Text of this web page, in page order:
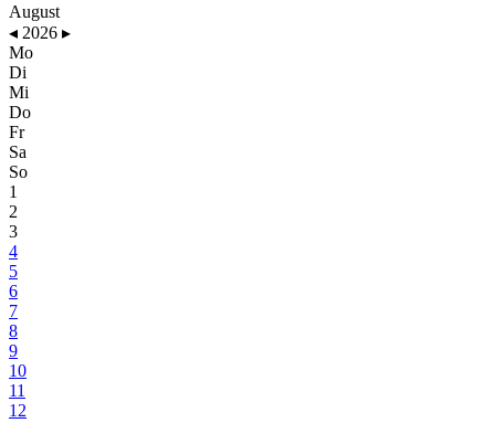
August
◂ 2026 ▸
Mo
Di
Mi
Do
Fr
Sa
So
1
2
3
4
5
6
7
8
9
10
11
12